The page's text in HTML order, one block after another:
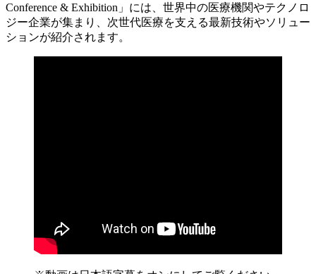
Conference & Exhibition」には、世界中の医療機関やテクノロ
ジー企業が集まり、次世代医療を支える最新技術やソリュー
ションが紹介されます。